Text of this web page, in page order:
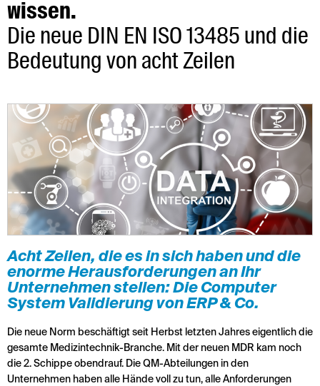
wissen.
Die neue DIN EN ISO 13485 und die
Bedeutung von acht Zeilen
Acht Zeilen, die es in sich haben und die
enorme Herausforderungen an Ihr
Unternehmen stellen: Die Computer
System Validierung von ERP & Co.
Die neue Norm beschäftigt seit Herbst letzten Jahres eigentlich die
gesamte Medizintechnik-Branche. Mit der neuen MDR kam noch
die 2. Schippe obendrauf. Die QM-Abteilungen in den
Unternehmen haben alle Hände voll zu tun, alle Anforderungen